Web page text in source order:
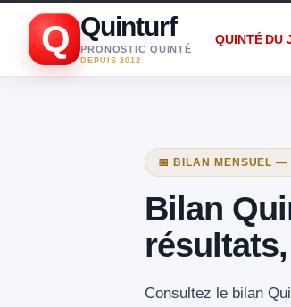
Q Quinturf
PRONOSTIC QUINTÉ
DEPUIS 2012
QUINTÉ DU
📅 BILAN MENSUEL —
Bilan
Consultez le bilan